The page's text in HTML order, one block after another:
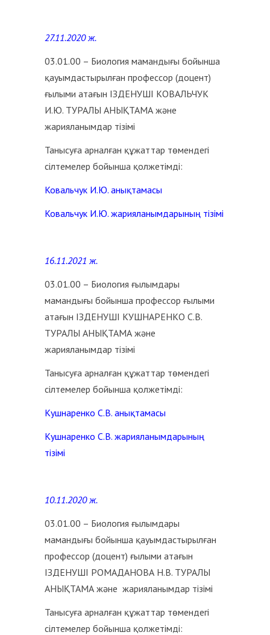
27.11.2020 ж.
03.01.00 – Биология мамандығы бойынша
қауымдастырылған профессор (доцент)
ғылыми атағын ІЗДЕНУШІ КОВАЛЬЧУК
И.Ю. ТУРАЛЫ АНЫҚТАМА және
жарияланымдар тізімі
Танысуға арналған құжаттар төмендегі
сілтемелер бойынша қолжетімді:
Ковальчук И.Ю. анықтамасы
Ковальчук И.Ю. жарияланымдарының тізімі
16.11.2021 ж.
03.01.00 – Биология ғылымдары
мамандығы бойынша профессор ғылыми
атағын ІЗДЕНУШІ КУШНАРЕНКО С.В.
ТУРАЛЫ АНЫҚТАМА және
жарияланымдар тізімі
Танысуға арналған құжаттар төмендегі
сілтемелер бойынша қолжетімді:
Кушнаренко С.В. анықтамасы
Кушнаренко С.В. жарияланымдарының
тізімі
10.11.2020 ж.
03.01.00 – Биология ғылымдары
мамандығы бойынша қауымдастырылған
профессор (доцент) ғылыми атағын
ІЗДЕНУШІ РОМАДАНОВА Н.В. ТУРАЛЫ
АНЫҚТАМА және жарияланымдар тізімі
Танысуға арналған құжаттар төмендегі
сілтемелер бойынша қолжетімді: